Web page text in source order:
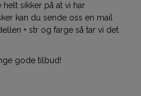
sikker på at vi har
kan du sende oss en mail
+ str og farge så tar vi det
gode tilbud!